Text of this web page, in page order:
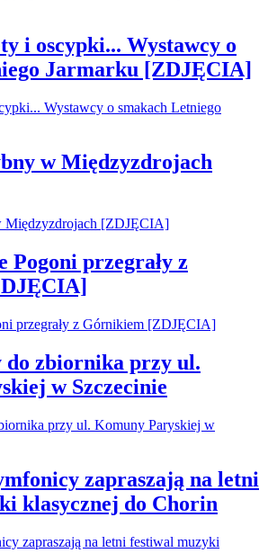
i oscypki... Wystawcy o
Jarmarku [ZDJĘCIA]
w Międzyzdrojach
Pogoni przegrały z
do zbiornika przy ul.
w Szczecinie
zapraszają na letni
klasycznej do Chorin